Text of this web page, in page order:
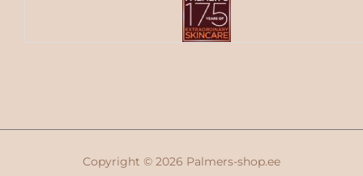
Copyright © 2026 Palmers-shop.ee